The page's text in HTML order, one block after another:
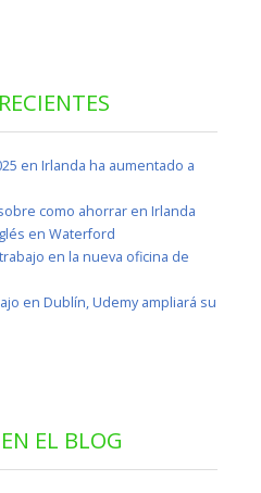
en Irlanda ha aumentado a
como ahorrar en Irlanda
en Waterford
en la nueva oficina de
en Dublín, Udemy ampliará su
EL BLOG